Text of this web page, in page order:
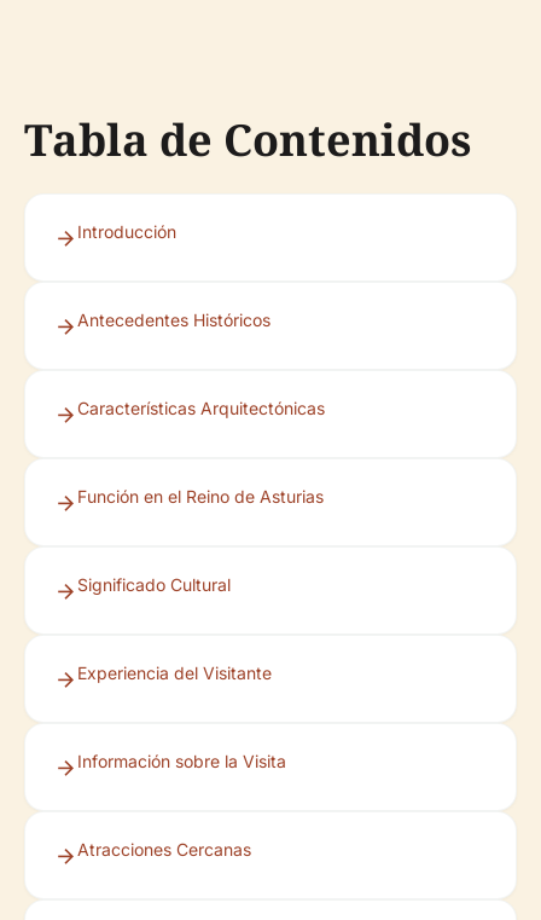
Tabla de Contenidos
Introducción
Antecedentes Históricos
Características Arquitectónicas
Función en el Reino de Asturias
Significado Cultural
Experiencia del Visitante
Información sobre la Visita
Atracciones Cercanas